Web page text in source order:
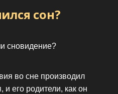
сон?
во сне производил
и его родители, как он